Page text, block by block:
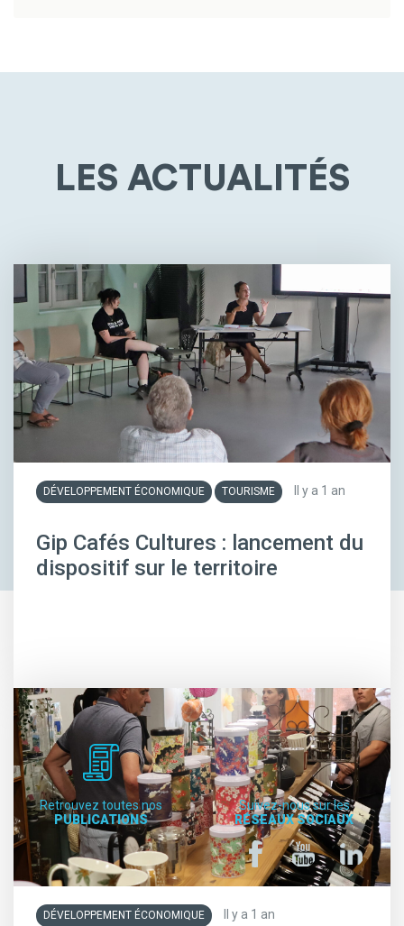
LES ACTUALITÉS
DÉVELOPPEMENT ÉCONOMIQUE TOURISME Il y a 1 an
Gip Cafés Cultures : lancement du
dispositif sur le territoire
DÉVELOPPEMENT ÉCONOMIQUE Il y a 1 an
Retrouvez toutes nos
PUBLICATIONS
Suivez-nous sur les
RÉSEAUX SOCIAUX